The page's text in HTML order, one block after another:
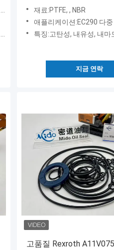
답니다
재료:PTFE, , NBR
애플리케이션:EC290 다
특징:고탄성, 내유성, 내마모성
지금 연락
고품질 Rexroth